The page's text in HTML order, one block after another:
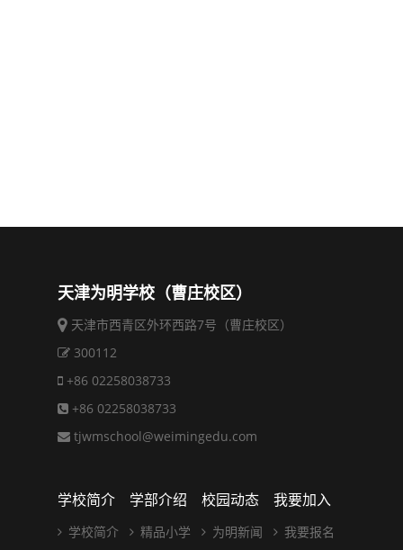
天津为明学校（曹庄校区）
天津市西青区外环西路7号（曹庄校区）
300112
+86 02258038733
+86 02258038733
tjwmschool@weimingedu.com
学校简介
学校简介
学部介绍
精品小学
校园动态
为明新闻
我要加入
我要报名